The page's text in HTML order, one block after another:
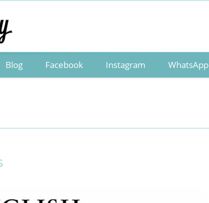
Blog Facebook Instagram WhatsApp